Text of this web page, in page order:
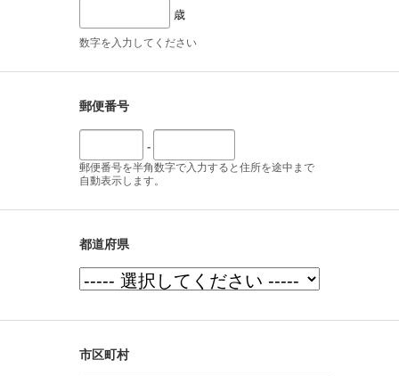
歳
数字を入力してください
郵便番号
-
郵便番号を半角数字で入力すると住所を途中まで
自動表示します。
都道府県
市区町村